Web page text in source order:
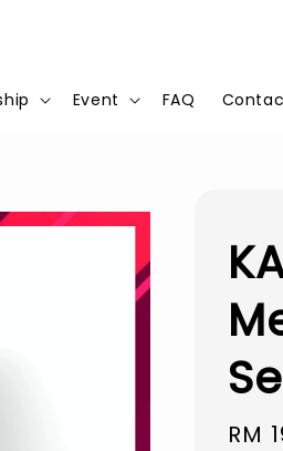
Event FAQ
Sale
RM